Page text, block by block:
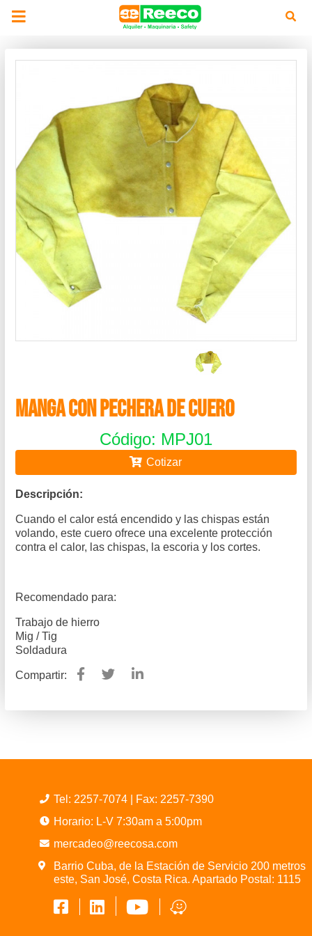
MANGA CON PECHERA DE CUERO
Código: MPJ01
Cotizar
Descripción:
Cuando el calor está encendido y las chispas están
volando, este cuero ofrece una excelente protección
contra el calor, las chispas, la escoria y los cortes.
Recomendado para:
Trabajo de hierro
Mig / Tig
Soldadura
Compartir:
Tel: 2257-7074
| Fax: 2257-7390
Horario: L-V 7:30am a 5:00pm
mercadeo@reecosa.com
Barrio Cuba, de la Estación de Servicio 200 metros
este, San José, Costa Rica. Apartado Postal: 1115